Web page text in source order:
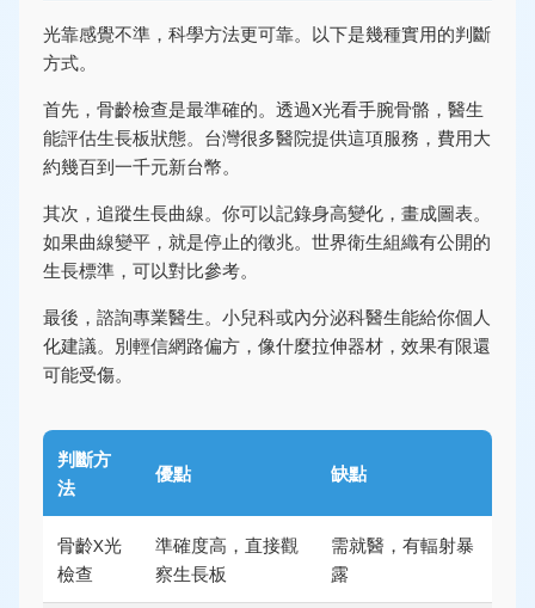
光靠感覺不準，科學方法更可靠。以下是幾種實用的判斷
方式。
首先，骨齡檢查是最準確的。透過X光看手腕骨骼，醫生
能評估生長板狀態。台灣很多醫院提供這項服務，費用大
約幾百到一千元新台幣。
其次，追蹤生長曲線。你可以記錄身高變化，畫成圖表。
如果曲線變平，就是停止的徵兆。世界衛生組織有公開的
生長標準，可以對比參考。
最後，諮詢專業醫生。小兒科或內分泌科醫生能給你個人
化建議。別輕信網路偏方，像什麼拉伸器材，效果有限還
可能受傷。
判斷方
法
優點 缺點
骨齡X光
檢查
準確度高，直接觀
察生長板
需就醫，有輻射暴
露